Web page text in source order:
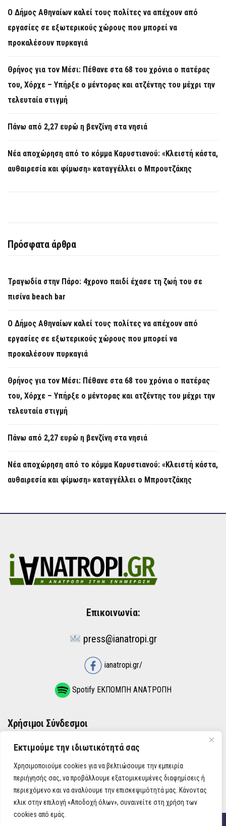
Εκτιμούμε την ιδιωτικότητά σας
Χρησιμοποιούμε cookies για να βελτιώσουμε την εμπειρία
περιήγησής σας, να προβάλλουμε εξατομικευμένες διαφημίσεις ή
περιεχόμενο και να αναλύουμε την επισκεψιμότητά μας. Κάνοντας
κλικ στην επιλογή «Αποδοχή όλων», συναινείτε στη χρήση των
cookies από εμάς.
Ο Δήμος Αθηναίων καλεί τους πολίτες να απέχουν από
εργασίες σε εξωτερικούς χώρους που μπορεί να
προκαλέσουν πυρκαγιά
Θρήνος για τον Μέσι: Πέθανε στα 68 του χρόνια ο πατέρας
του, Χόρχε – Υπήρξε ο μέντορας και ατζέντης του μέχρι την
τελευταία στιγμή
Πάνω από 2,27 ευρώ η βενζίνη στα νησιά
Νέα αποχώρηση από το κόμμα Καρυστιανού: «Κλειστή κάστα,
αυθαιρεσία και φίμωση» καταγγέλλει ο Μπρουτζάκης
Πρόσφατα άρθρα
Τραγωδία στην Πάρο: 4χρονο παιδί έχασε τη ζωή του σε
πισίνα beach bar
Ο Δήμος Αθηναίων καλεί τους πολίτες να απέχουν από
εργασίες σε εξωτερικούς χώρους που μπορεί να
προκαλέσουν πυρκαγιά
Θρήνος για τον Μέσι: Πέθανε στα 68 του χρόνια ο πατέρας
του, Χόρχε – Υπήρξε ο μέντορας και ατζέντης του μέχρι την
τελευταία στιγμή
Πάνω από 2,27 ευρώ η βενζίνη στα νησιά
Νέα αποχώρηση από το κόμμα Καρυστιανού: «Κλειστή κάστα,
αυθαιρεσία και φίμωση» καταγγέλλει ο Μπρουτζάκης
Επικοινωνία:
press@ianatropi.gr
ianatropi.gr/
Spotify ΕΚΠΟΜΠΗ ΑΝΑΤΡΟΠΗ
Χρήσιμοι Σύνδεσμοι
ΌΡΟΙ ΧΡΉΣΗΣ
ΠΟΛΙΤΙΚΉ ΑΠΟΡΡΉΤΟΥ